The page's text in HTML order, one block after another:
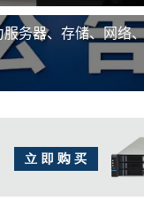
务器、存储、网络